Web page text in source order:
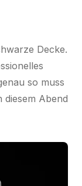
Decke.
so muss
diesem Abend